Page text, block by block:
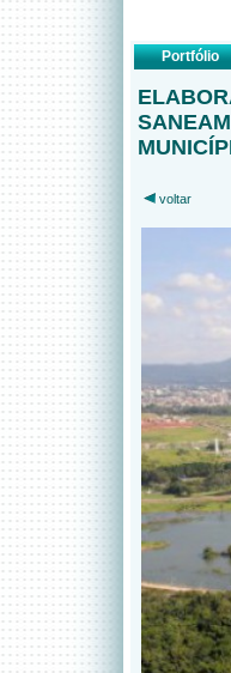
Portfólio
voltar